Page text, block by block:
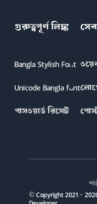
গুরুত্বপূর্ণ লিঙ্ক
Bangla Stylish Font
Unicode Bangla font
পাসওয়ার্ড রিসেট
© Copyright 2021 -